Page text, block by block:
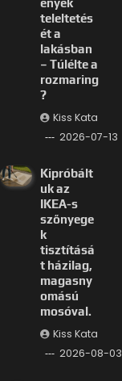
teleltetés
ét a
lakásban
– Túlélte a
rozmaring
?
Kiss Kata
2026-07-13
Kipróbált
uk az
IKEA-s
szőnyege
k
tisztításá
t házilag,
magasny
omású
mosóval.
Kiss Kata
2026-08-03